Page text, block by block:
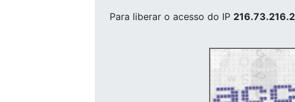
Para liberar o acesso do IP